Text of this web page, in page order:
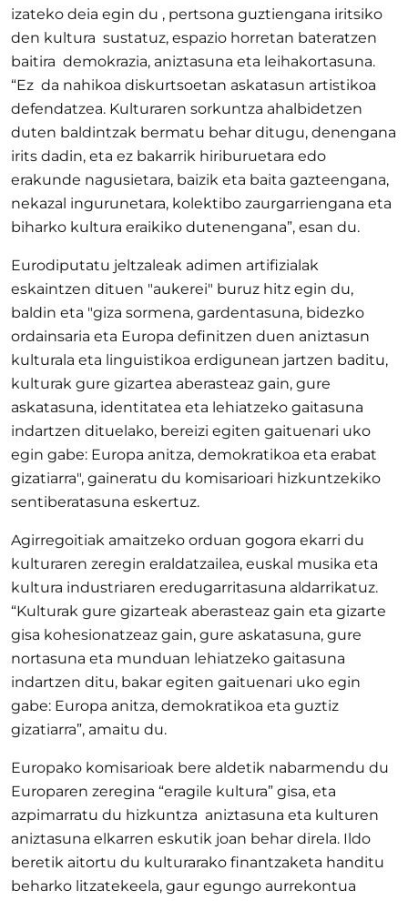
izateko deia egin du , pertsona guztiengana iritsiko
den kultura sustatuz, espazio horretan bateratzen
baitira demokrazia, aniztasuna eta leihakortasuna.
“Ez da nahikoa diskurtsoetan askatasun artistikoa
defendatzea. Kulturaren sorkuntza ahalbidetzen
duten baldintzak bermatu behar ditugu, denengana
irits dadin, eta ez bakarrik hiriburuetara edo
erakunde nagusietara, baizik eta baita gazteengana,
nekazal ingurunetara, kolektibo zaurgarriengana eta
biharko kultura eraikiko dutenengana”, esan du.
Eurodiputatu jeltzaleak adimen artifizialak
eskaintzen dituen "aukerei" buruz hitz egin du,
baldin eta "giza sormena, gardentasuna, bidezko
ordainsaria eta Europa definitzen duen aniztasun
kulturala eta linguistikoa erdigunean jartzen baditu,
kulturak gure gizartea aberasteaz gain, gure
askatasuna, identitatea eta lehiatzeko gaitasuna
indartzen dituelako, bereizi egiten gaituenari uko
egin gabe: Europa anitza, demokratikoa eta erabat
gizatiarra", gaineratu du komisarioari hizkuntzekiko
sentiberatasuna eskertuz.
Agirregoitiak amaitzeko orduan gogora ekarri du
kulturaren zeregin eraldatzailea, euskal musika eta
kultura industriaren eredugarritasuna aldarrikatuz.
“Kulturak gure gizarteak aberasteaz gain eta gizarte
gisa kohesionatzeaz gain, gure askatasuna, gure
nortasuna eta munduan lehiatzeko gaitasuna
indartzen ditu, bakar egiten gaituenari uko egin
gabe: Europa anitza, demokratikoa eta guztiz
gizatiarra”, amaitu du.
Europako komisarioak bere aldetik nabarmendu du
Europaren zeregina “eragile kultura” gisa, eta
azpimarratu du hizkuntza aniztasuna eta kulturen
aniztasuna elkarren eskutik joan behar direla. Ildo
beretik aitortu du kulturarako finantzaketa handitu
beharko litzatekeela, gaur egungo aurrekontua